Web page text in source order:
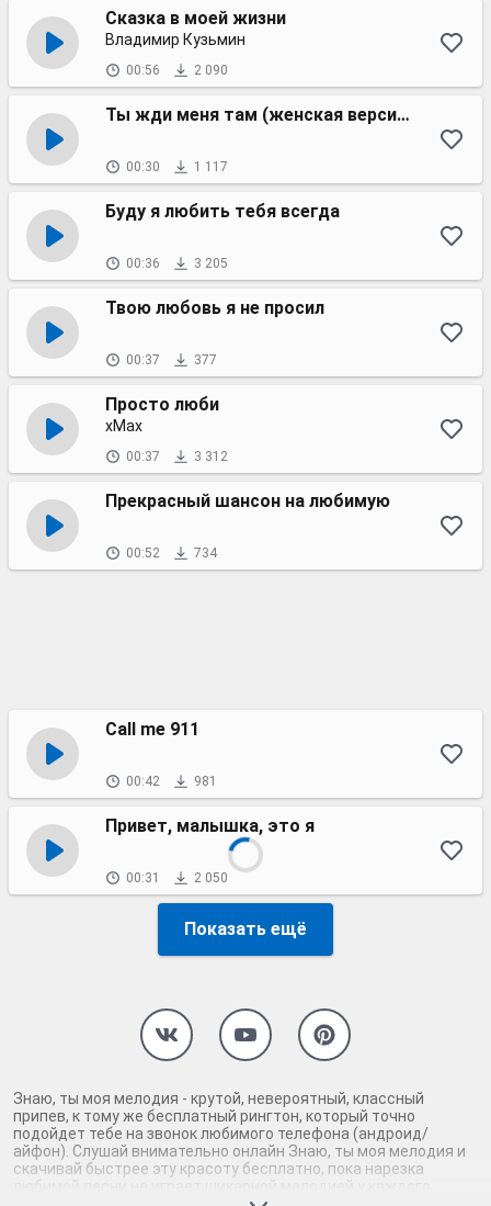
Сказка в моей жизни
Владимир Кузьмин
00:56 2 090
Ты жди меня там (женская версия)
00:30 1 117
Буду я любить тебя всегда
00:36 3 205
Твою любовь я не просил
00:37 377
Просто люби
xMax
00:37 3 312
Прекрасный шансон на любимую
00:52 734
Call me 911
00:42 981
Привет, малышка, это я
00:31 2 050
Показать ещё
Знаю, ты моя мелодия - крутой, невероятный, классный
припев, к тому же бесплатный рингтон, который точно
подойдет тебе на звонок любимого телефона (андроид/
айфон). Слушай внимательно онлайн Знаю, ты моя мелодия и
скачивай быстрее эту красоту бесплатно, пока нарезка
любимой песни не играет шикарной мелодией у каждого